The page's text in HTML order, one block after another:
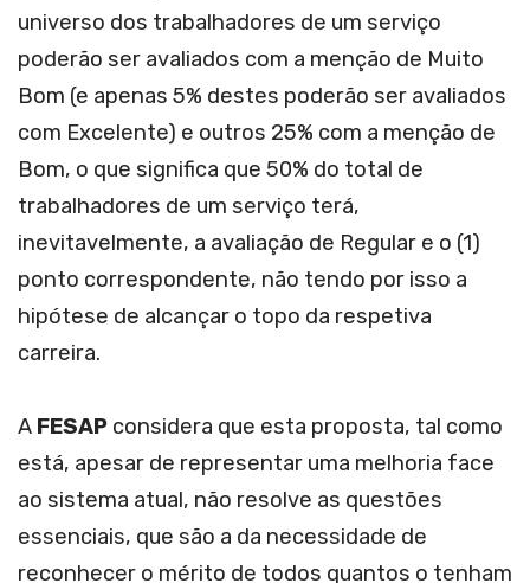
universo dos trabalhadores de um serviço
poderão ser avaliados com a menção de Muito
Bom (e apenas 5% destes poderão ser avaliados
com Excelente) e outros 25% com a menção de
Bom, o que significa que 50% do total de
trabalhadores de um serviço terá,
inevitavelmente, a avaliação de Regular e o (1)
ponto correspondente, não tendo por isso a
hipótese de alcançar o topo da respetiva
carreira.
A FESAP considera que esta proposta, tal como
está, apesar de representar uma melhoria face
ao sistema atual, não resolve as questões
essenciais, que são a da necessidade de
reconhecer o mérito de todos quantos o tenham